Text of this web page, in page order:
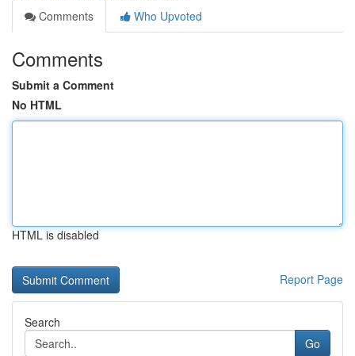
Comments
Who Upvoted
Comments
Submit a Comment
No HTML
HTML is disabled
Report Page
Search
Go